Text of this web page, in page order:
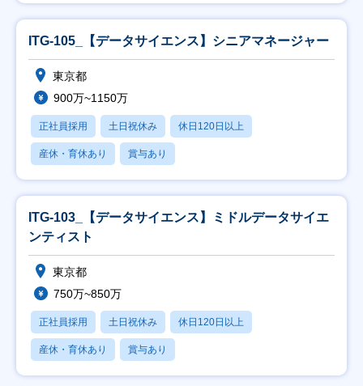
ITG-105_【データサイエンス】シニアマネージャー
東京都
900万~1150万
正社員採用 土日祝休み 休日120日以上
産休・育休あり 賞与あり
ITG-103_【データサイエンス】ミドルデータサイエ
ンティスト
東京都
750万~850万
正社員採用 土日祝休み 休日120日以上
産休・育休あり 賞与あり